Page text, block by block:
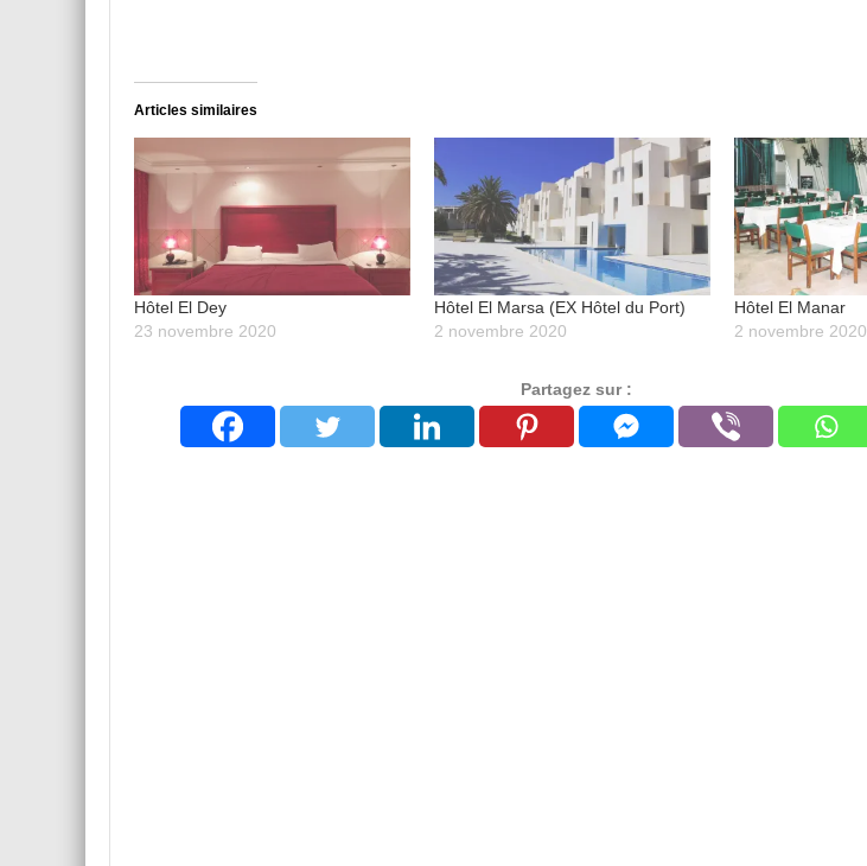
Articles similaires
Hôtel El Dey
23 novembre 2020
Hôtel El Marsa (EX Hôtel du Port)
2 novembre 2020
Hôtel El Manar
2 novembre 2020
Partagez sur :